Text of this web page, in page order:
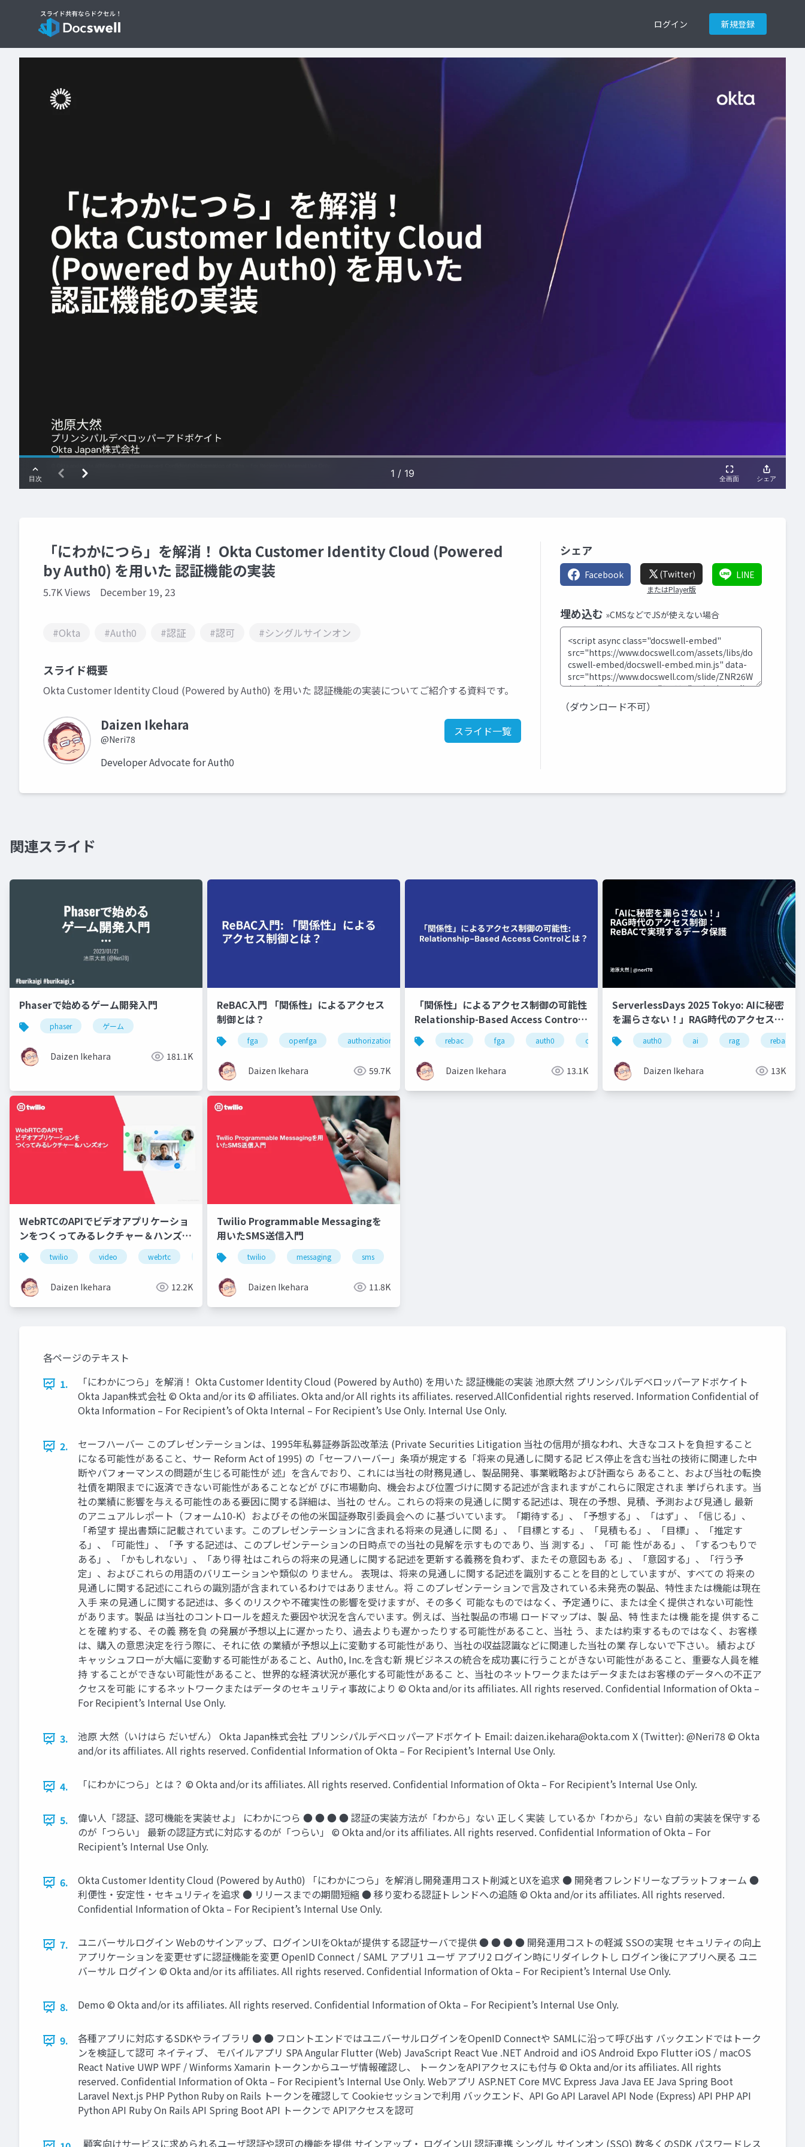
ログイン 新規登録
「にわかにつら」を解消！ Okta Customer Identity Cloud (Powered
by Auth0) を用いた 認証機能の実装
5.7K Views December 19, 23
#Okta #Auth0 #認証 #認可 #シングルサインオン
スライド概要
Okta Customer Identity Cloud (Powered by Auth0) を用いた 認証機能の実装についてご紹介する資料です。
Daizen Ikehara
@Neri78
スライド一覧
Developer Advocate for Auth0
シェア
Facebook (Twitter)
またはPlayer版
LINE
埋め込む »CMSなどでJSが使えない場合
（ダウンロード不可）
関連スライド
Phaserで始めるゲーム開発入門
phaser ゲーム
Daizen Ikehara 181.1K
ReBAC入門 「関係性」によるアクセス
制御とは？
fga openfga authorization authz
Daizen Ikehara 59.7K
「関係性」によるアクセス制御の可能性
Relationship-Based Access Control
とは？rebac fga auth0 cloud native authorization
Daizen Ikehara 13.1K
ServerlessDays 2025 Tokyo: AIに秘密
を漏らさない！」RAG時代のアクセス制
御：ReBACで実現するデータ保護
auth0 ai rag rebac
Daizen Ikehara 13K
WebRTCのAPIでビデオアプリケーショ
ンをつくってみるレクチャー＆ハンズオ
ン
twilio video webrtc
Daizen Ikehara 12.2K
Twilio Programmable Messagingを
用いたSMS送信入門
twilio messaging sms
Daizen Ikehara 11.8K
各ページのテキスト
1.
「にわかにつら」を解消！ Okta Customer Identity Cloud (Powered by Auth0) を⽤いた 認証機能の実装 池原⼤然 プリンシパルデベロッパーアドボケイト
Okta Japan株式会社 © Okta and/or its © afﬁliates. Okta and/or All rights its afﬁliates. reserved.AllConﬁdential rights reserved. Information Conﬁdential of
Okta Information – For Recipient’s of Okta Internal – For Recipient’s Use Only. Internal Use Only.
2.
セーフハーバー このプレゼンテーションは、1995年私募証券訴訟改⾰法 (Private Securities Litigation 当社の信⽤が損なわれ、⼤きなコストを負担すること
になる可能性があること、サー Reform Act of 1995) の「セーフハーバー」条項が規定する「将来の⾒通しに関する記 ビス停⽌を含む当社の技術に関連した中
断やパフォーマンスの問題が⽣じる可能性が 述」を含んでおり、これには当社の財務⾒通し、製品開発、事業戦略および計画なら あること、および当社の転換
社債を期限までに返済できない可能性があることなどが びに市場動向、機会および位置づけに関する記述が含まれますがこれらに限定されま 挙げられます。当
社の業績に影響を与える可能性のある要因に関する詳細は、当社の せん。これらの将来の⾒通しに関する記述は、現在の予想、⾒積、予測および⾒通し 最新
のアニュアルレポート（フォーム10-K）およびその他の⽶国証券取引委員会への に基づいています。「期待する」、「予想する」、「はず」、「信じる」、
「希望す 提出書類に記載されています。このプレゼンテーションに含まれる将来の⾒通しに関 る」、「⽬標とする」、「⾒積もる」、「⽬標」、「推定す
る」、「可能性」、「予 する記述は、このプレゼンテーションの⽇時点での当社の⾒解を⽰すものであり、当 測する」、「可 能 性がある」、「するつもりで
ある」、「かもしれない」、「あり得 社はこれらの将来の⾒通しに関する記述を更新する義務を負わず、またその意図もあ る」、「意図する」、「⾏う予
定」、およびこれらの⽤語のバリエーションや類似の りません。 表現は、将来の⾒通しに関する記述を識別することを⽬的としていますが、すべての 将来の
⾒通しに関する記述にこれらの識別語が含まれているわけではありません。将 このプレゼンテーションで⾔及されている未発売の製品、特性または機能は現在
⼊⼿ 来の⾒通しに関する記述は、多くのリスクや不確実性の影響を受けますが、その多く 可能なものではなく、予定通りに、または全く提供されない可能性
があります。製品 は当社のコントロールを超えた要因や状況を含んでいます。例えば、当社製品の市場 ロードマップは、製 品、特 性または機 能を提 供するこ
とを確 約する、その義 務を負 の発展が予想以上に遅かったり、過去よりも遅かったりする可能性があること、当社 う、または約束するものではなく、お客様
は、購⼊の意思決定を⾏う際に、それに依 の業績が予想以上に変動する可能性があり、当社の収益認識などに関連した当社の業 存しないで下さい。 績および
キャッシュフローが⼤幅に変動する可能性があること、Auth0, Inc.を含む新 規ビジネスの統合を成功裏に⾏うことがきない可能性があること、重要な⼈員を維
持 することができない可能性があること、世界的な経済状況が悪化する可能性があるこ と、当社のネットワークまたはデータまたはお客様のデータへの不正ア
クセスを可能 にするネットワークまたはデータのセキュリティ事故により © Okta and/or its afﬁliates. All rights reserved. Conﬁdential Information of Okta –
For Recipient’s Internal Use Only.
3. 池原 ⼤然（いけはら だいぜん） Okta Japan株式会社 プリンシパルデベロッパーアドボケイト Email: daizen.ikehara@okta.com X (Twitter): @Neri78 © Okta
and/or its afﬁliates. All rights reserved. Conﬁdential Information of Okta – For Recipient’s Internal Use Only.
4. 「にわかにつら」とは？ © Okta and/or its afﬁliates. All rights reserved. Conﬁdential Information of Okta – For Recipient’s Internal Use Only.
5.
偉い⼈「認証、認可機能を実装せよ」 にわかにつら ● ● ● ● 認証の実装⽅法が「わから」ない 正しく実装 しているか「わから」ない ⾃前の実装を保守する
のが「つらい」 最新の認証⽅式に対応するのが「つらい」 © Okta and/or its afﬁliates. All rights reserved. Conﬁdential Information of Okta – For
Recipient’s Internal Use Only.
6.
Okta Customer Identity Cloud (Powered by Auth0) 「にわかにつら」を解消し開発運⽤コスト削減とUXを追求 ● 開発者フレンドリーなプラットフォーム ●
利便性‧安定性‧セキュリティを追求 ● リリースまでの期間短縮 ● 移り変わる認証トレンドへの追随 © Okta and/or its afﬁliates. All rights reserved.
Conﬁdential Information of Okta – For Recipient’s Internal Use Only.
7.
ユニバーサルログイン Webのサインアップ、ログインUIをOktaが提供する認証サーバで提供 ● ● ● ● 開発運⽤コストの軽減 SSOの実現 セキュリティの向上
アプリケーションを変更せずに認証機能を変更 OpenID Connect / SAML アプリ1 ユーザ アプリ2 ログイン時にリダイレクトし ログイン後にアプリへ戻る ユニ
バーサル ログイン © Okta and/or its afﬁliates. All rights reserved. Conﬁdential Information of Okta – For Recipient’s Internal Use Only.
8. Demo © Okta and/or its afﬁliates. All rights reserved. Conﬁdential Information of Okta – For Recipient’s Internal Use Only.
9.
各種アプリに対応するSDKやライブラリ ● ● フロントエンドではユニバーサルログインをOpenID Connectや SAMLに沿って呼び出す バックエンドではトーク
ンを検証して認可 ネイティブ、 モバイルアプリ SPA Angular Flutter (Web) JavaScript React Vue .NET Android and iOS Android Expo Flutter iOS / macOS
React Native UWP WPF / Winforms Xamarin トークンからユーザ情報確認し、 トークンをAPIアクセスにも付与 © Okta and/or its afﬁliates. All rights
reserved. Conﬁdential Information of Okta – For Recipient’s Internal Use Only. Webアプリ ASP.NET Core MVC Express Java Java EE Java Spring Boot
Laravel Next.js PHP Python Ruby on Rails トークンを確認して Cookieセッションで利⽤ バックエンド、API Go API Laravel API Node (Express) API PHP API
Python API Ruby On Rails API Spring Boot API トークンで APIアクセスを認可
顧客向けサービスに求められるユーザ認証や認可の機能を提供 サインアップ‧ ログインUI 認証連携 シングル サインオン (SSO) 数多くのSDK パスワードレス